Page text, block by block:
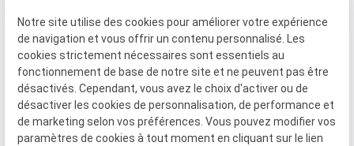
04 84 89 15 87
63 rue Paradis
13006 MARSEILLE
lundi au
vendredi : 9h
- 18h30
SIRET :52025096000066
Notre site utilise des cookies pour améliorer votre expérience
de navigation et vous offrir un contenu personnalisé. Les
cookies strictement nécessaires sont essentiels au
fonctionnement de base de notre site et ne peuvent pas être
désactivés. Cependant, vous avez le choix d'activer ou de
désactiver les cookies de personnalisation, de performance et
de marketing selon vos préférences. Vous pouvez modifier vos
paramètres de cookies à tout moment en cliquant sur le lien